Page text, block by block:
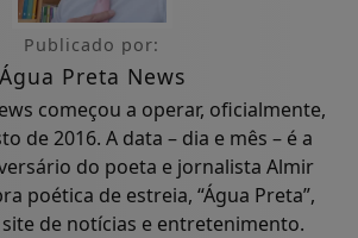
Publicado por:
Água Preta News
começou a operar, oficialmente,
de 2016. A data – dia e mês – é a
do poeta e jornalista Almir
poética de estreia, “Água Preta”,
de notícias e entretenimento.